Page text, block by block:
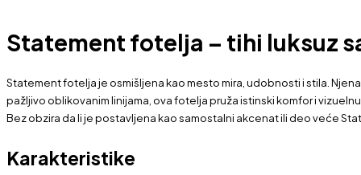
Statement fotelja – tihi luksuz
Statement fotelja je osmišljena kao mesto mira, udobnosti i stila.
pažljivo oblikovanim linijama, ova fotelja pruža istinski komfor i
Bez obzira da li je postavljena kao samostalni akcenat ili deo veće
Karakteristike